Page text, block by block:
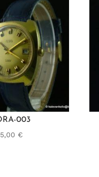
003
€